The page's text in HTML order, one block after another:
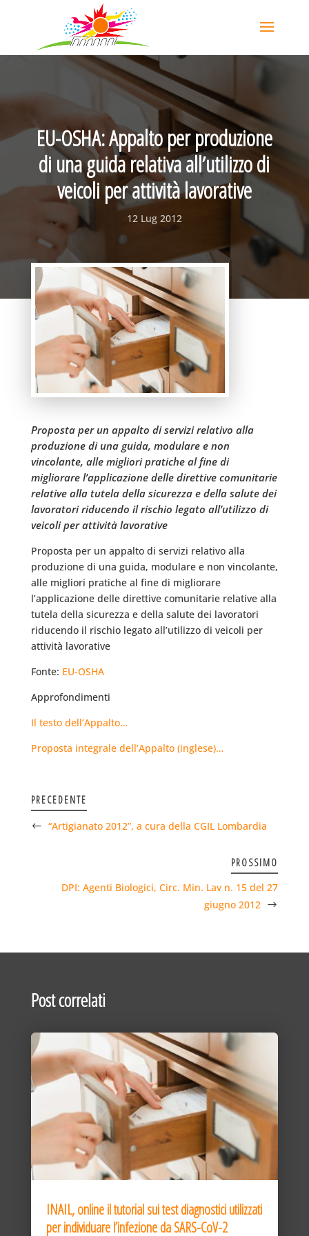
EU-OSHA: Appalto per produzione
di una guida relativa all’utilizzo di
veicoli per attività lavorative
12 Lug 2012
Proposta per un appalto di servizi relativo alla
produzione di una guida, modulare e non
vincolante, alle migliori pratiche al fine di
migliorare l’applicazione delle direttive comunitarie
relative alla tutela della sicurezza e della salute dei
lavoratori riducendo il rischio legato all’utilizzo di
veicoli per attività lavorative
Proposta per un appalto di servizi relativo alla
produzione di una guida, modulare e non vincolante,
alle migliori pratiche al fine di migliorare
l’applicazione delle direttive comunitarie relative alla
tutela della sicurezza e della salute dei lavoratori
riducendo il rischio legato all’utilizzo di veicoli per
attività lavorative
Fonte: EU-OSHA
Approfondimenti
Il testo dell’Appalto…
Proposta integrale dell’Appalto (inglese)…
PRECEDENTE
“Artigianato 2012”, a cura della CGIL Lombardia
PROSSIMO
DPI: Agenti Biologici, Circ. Min. Lav n. 15 del 27
giugno 2012
Post correlati
INAIL, online il tutorial sui test diagnostici utilizzati
per individuare l’infezione da SARS-CoV-2